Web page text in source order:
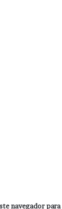
navegador